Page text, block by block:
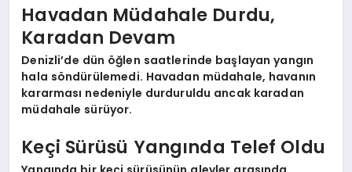
Havadan Müdahale Durdu,
Karadan Devam
Denizli’de dün öğlen saatlerinde başlayan yangın
hala söndürülemedi. Havadan müdahale, havanın
kararması nedeniyle durduruldu ancak karadan
müdahale sürüyor.
Keçi Sürüsü Yangında Telef Oldu